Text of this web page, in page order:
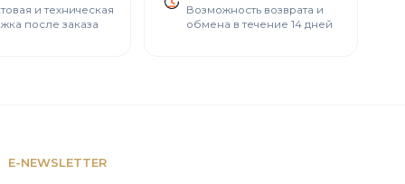
и техническая
после заказа
Возможность возврата и
обмена в течение 14 дней
E-NEWSLETTER